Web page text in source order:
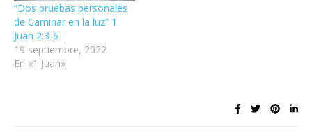
“Dos pruebas personales
de Caminar en la luz” 1
Juan 2:3-6
19 septiembre, 2022
En «1 Juan»